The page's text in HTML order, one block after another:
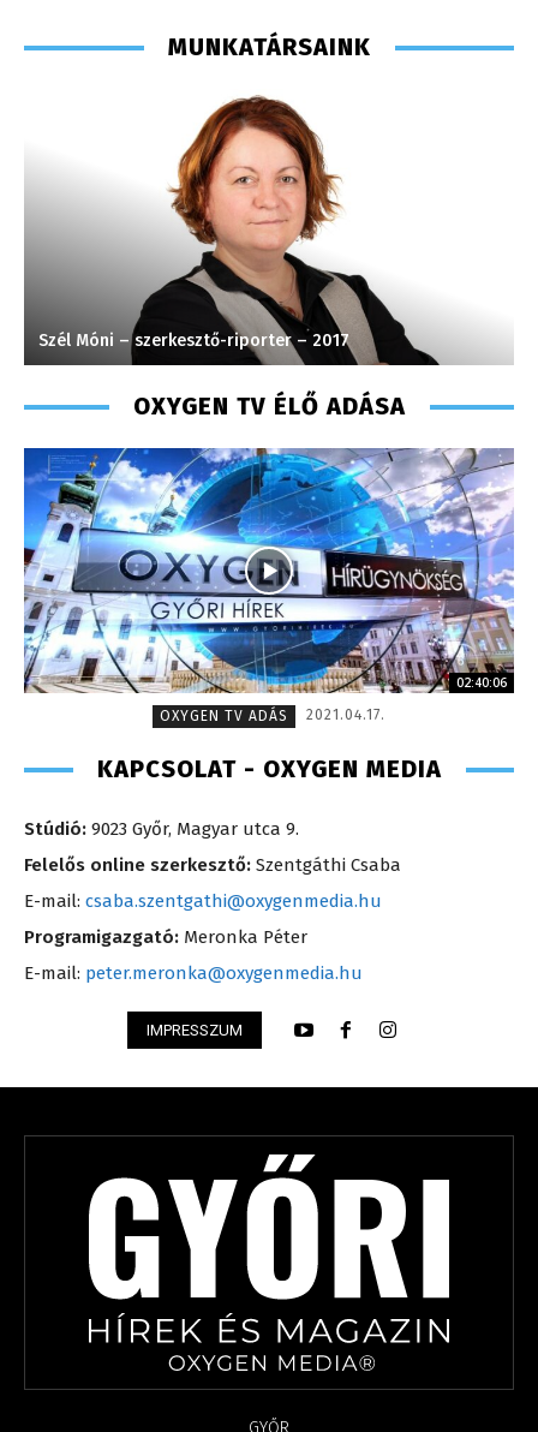
MUNKATÁRSAINK
Szél Móni – szerkesztő-riporter – 2017
OXYGEN TV ÉLŐ ADÁSA
02:40:06
OXYGEN TV ADÁS
2021.04.17.
KAPCSOLAT - OXYGEN MEDIA
Stúdió: 9023 Győr, Magyar utca 9.
Felelős online szerkesztő: Szentgáthi Csaba
E-mail: csaba.szentgathi@oxygenmedia.hu
Programigazgató: Meronka Péter
E-mail: peter.meronka@oxygenmedia.hu
IMPRESSZUM
GYŐR